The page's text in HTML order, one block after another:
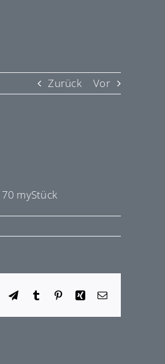
Zurück Vor
myStück
TelegramTumblr PinterestXing E-